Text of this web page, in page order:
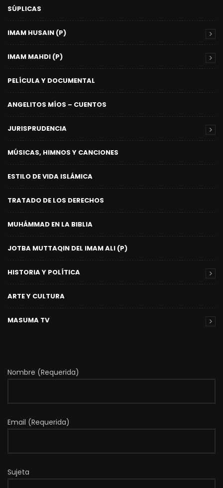
SÚPLICAS
IMAM HUSAIN (P)
IMAM MAHDI (P)
PELÍCULA Y DOCUMENTAL
ANGELITOS MÍOS – CUENTOS
JURISPRUDENCIA
MÚSICAS, HIMNOS Y CANCIONES
ESTILO DE VIDA ISLÁMICA
TRATADO DE LOS DERECHOS
MUHÁMMAD EN LA BIBLIA
JOTBA MUTTAQIN DEL IMAM ALI (P)
HISTORIA Y POLÍTICA
ARTE Y CULTURA
MASUMA TV
Nombre (Requerida)
Email (Requerida)
Sujeta